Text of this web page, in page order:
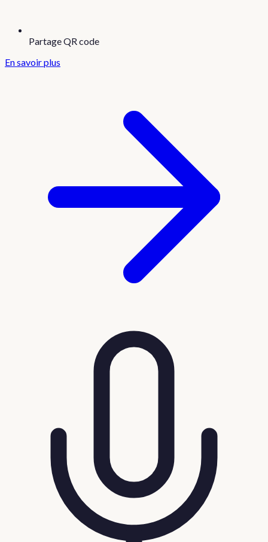
Partage QR code
En savoir plus